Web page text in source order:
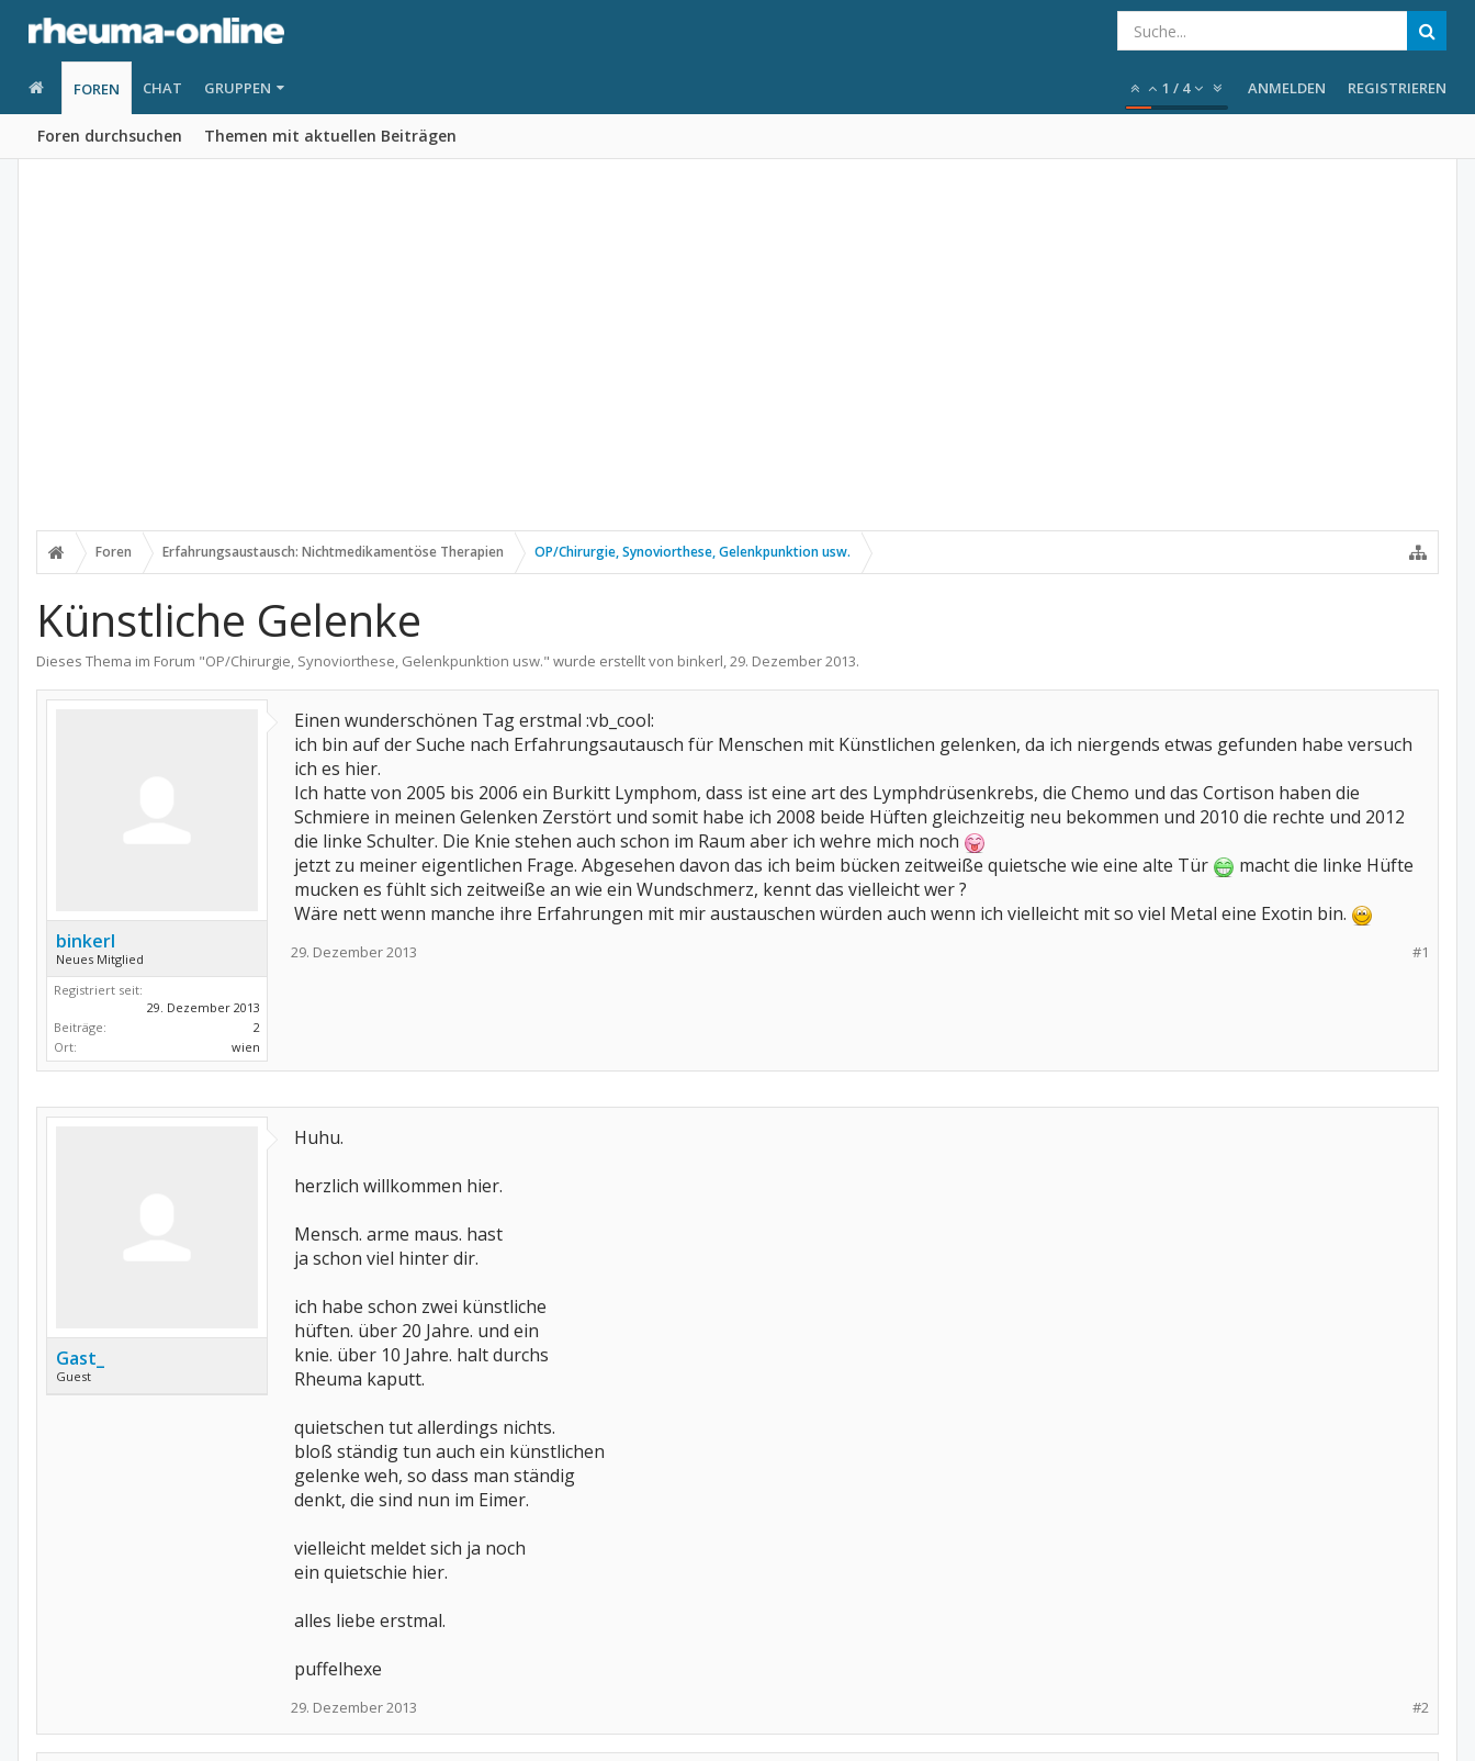
FOREN
Foren durchsuchen Themen mit aktuellen Beiträgen
CHAT GRUPPEN 1 / 4 ANMELDEN REGISTRIEREN
Foren Erfahrungsaustausch: Nichtmedikamentöse Therapien OP/Chirurgie, Synoviorthese, Gelenkpunktion usw.
Künstliche Gelenke
Dieses Thema im Forum "OP/Chirurgie, Synoviorthese, Gelenkpunktion usw." wurde erstellt von binkerl,29. Dezember 2013.
binkerl
Neues Mitglied
Registriert seit:
29. Dezember 2013
Beiträge:
2
Ort:
wien
Einen wunderschönen Tag erstmal :vb_cool:
ich bin auf der Suche nach Erfahrungsautausch für Menschen mit Künstlichen gelenken, da ich niergends etwas gefunden habe versuch
ich es hier.
Ich hatte von 2005 bis 2006 ein Burkitt Lymphom, dass ist eine art des Lymphdrüsenkrebs, die Chemo und das Cortison haben die
Schmiere in meinen Gelenken Zerstört und somit habe ich 2008 beide Hüften gleichzeitig neu bekommen und 2010 die rechte und 2012
die linke Schulter. Die Knie stehen auch schon im Raum aber ich wehre mich noch
jetzt zu meiner eigentlichen Frage. Abgesehen davon das ich beim bücken zeitweiße quietsche wie eine alte Tür
macht die linke Hüfte
mucken es fühlt sich zeitweiße an wie ein Wundschmerz, kennt das vielleicht wer ?
Wäre nett wenn manche ihre Erfahrungen mit mir austauschen würden auch wenn ich vielleicht mit so viel Metal eine Exotin bin.
#1
29. Dezember 2013
Gast_
Guest
Huhu.
herzlich willkommen hier.
Mensch. arme maus. hast
ja schon viel hinter dir.
ich habe schon zwei künstliche
hüften. über 20 Jahre. und ein
knie. über 10 Jahre. halt durchs
Rheuma kaputt.
quietschen tut allerdings nichts.
bloß ständig tun auch ein künstlichen
gelenke weh, so dass man ständig
denkt, die sind nun im Eimer.
vielleicht meldet sich ja noch
ein quietschie hier.
alles liebe erstmal.
puffelhexe
#2
29. Dezember 2013